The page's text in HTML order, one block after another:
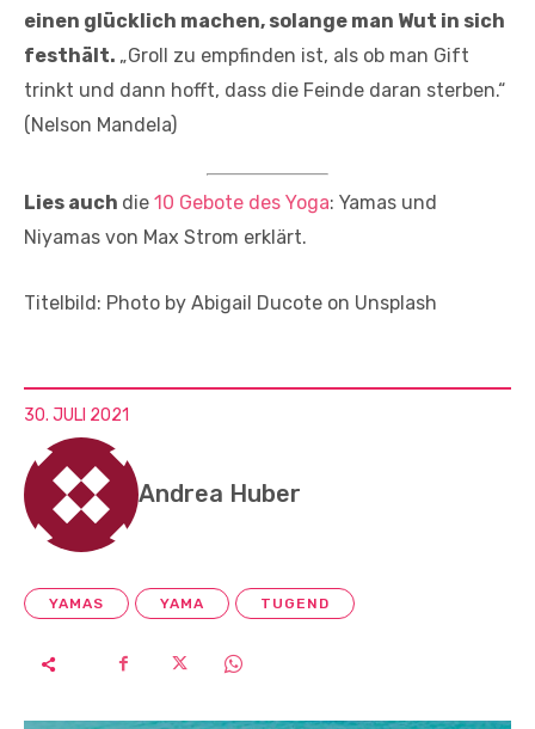
einen glücklich machen, solange man Wut in sich
festhält. „Groll zu empfinden ist, als ob man Gift
trinkt und dann hofft, dass die Feinde daran sterben.“
(Nelson Mandela)
Lies auch die 10 Gebote des Yoga: Yamas und
Niyamas von Max Strom erklärt.
Titelbild: Photo by Abigail Ducote on Unsplash
30. JULI 2021
Andrea Huber
YAMAS YAMA TUGEND